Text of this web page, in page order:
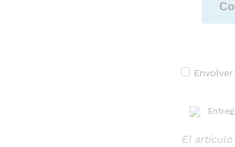
estampado
CH
El